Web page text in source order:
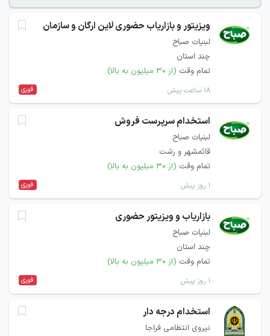
ویزیتور و بازاریاب حضوری لاین ارگان و سازمان
لبنیات صباح
چند استان
تمام وقت (از ۳۰ میلیون به بالا)
۱۸ ساعت پیش فوری
استخدام سرپرست فروش
لبنیات صباح
قائمشهر و رشت
تمام وقت (از ۳۰ میلیون به بالا)
۱ روز پیش فوری
بازاریاب و ویزیتور حضوری
لبنیات صباح
چند استان
تمام وقت (از ۳۰ میلیون به بالا)
۱ روز پیش فوری
استخدام درجه دار
نیروی انتظامی فراجا